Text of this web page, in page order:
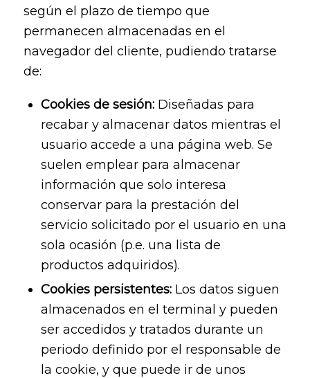
según el plazo de tiempo que
permanecen almacenadas en el
navegador del cliente, pudiendo tratarse
de:
Cookies de sesión:Diseñadas para
recabar y almacenar datos mientras el
usuario accede a una página web. Se
suelen emplear para almacenar
información que solo interesa
conservar para la prestación del
servicio solicitado por el usuario en una
sola ocasión (p.e. una lista de
productos adquiridos).
Cookies persistentes:Los datos siguen
almacenados en el terminal y pueden
ser accedidos y tratados durante un
periodo definido por el responsable de
la cookie, y que puede ir de unos